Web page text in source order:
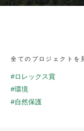
全てのプロジェクトを
#ロレックス賞
#環境
#自然保護